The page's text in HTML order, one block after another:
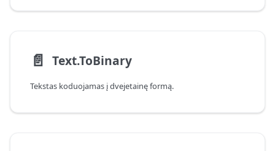
📄️ Text.ToBinary
Tekstas koduojamas į dvejetainę formą.